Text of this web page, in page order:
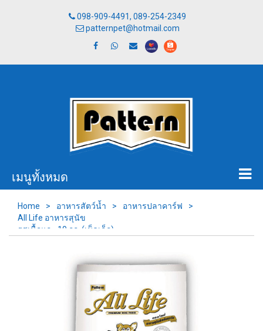
098-909-4491, 089-254-2349
patternpet@hotmail.com
เมนูทั้งหมด
Home > อาหารสัตว์น้ำ > อาหารปลาคาร์ฟ
>
All Life อาหารสุนัข
รสเนื้อแกะ 10 กก. (เม็ดเล็ก)